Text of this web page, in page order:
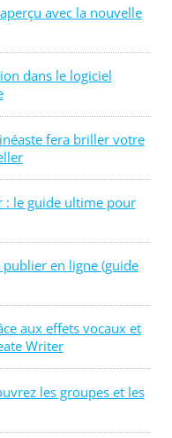
avec la nouvelle
dans le logiciel
fera briller votre
: le guide ultime pour
en ligne (guide
aux effets vocaux et
Writer
les groupes et les